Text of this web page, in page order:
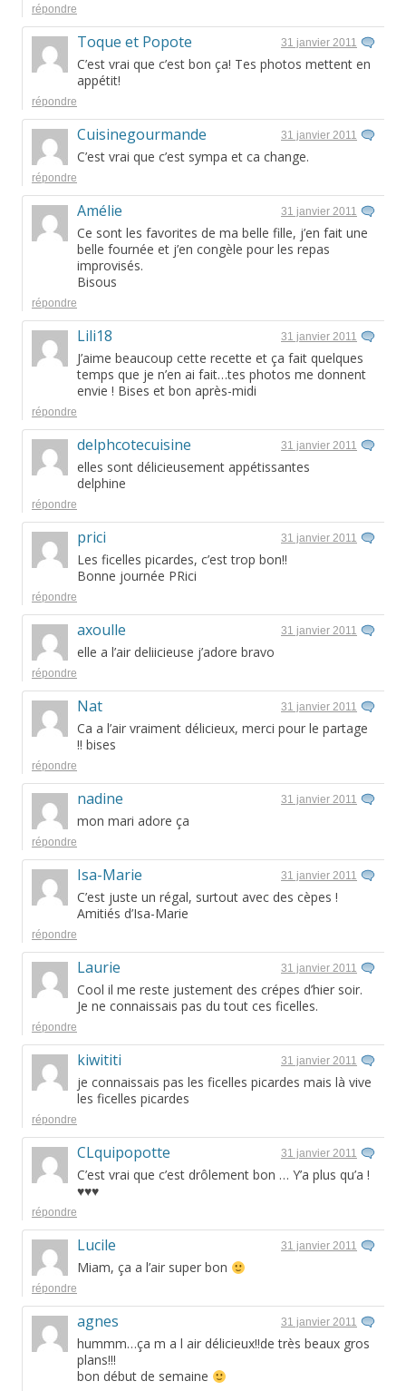
répondre
Toque et Popote 31 janvier 2011
C’est vrai que c’est bon ça! Tes photos mettent en
appétit!
répondre
Cuisinegourmande 31 janvier 2011
C’est vrai que c’est sympa et ca change.
répondre
Amélie 31 janvier 2011
Ce sont les favorites de ma belle fille, j’en fait une
belle fournée et j’en congèle pour les repas
improvisés.
Bisous
répondre
Lili18 31 janvier 2011
J’aime beaucoup cette recette et ça fait quelques
temps que je n’en ai fait…tes photos me donnent
envie ! Bises et bon après-midi
répondre
delphcotecuisine 31 janvier 2011
elles sont délicieusement appétissantes
delphine
répondre
prici 31 janvier 2011
Les ficelles picardes, c’est trop bon!!
Bonne journée PRici
répondre
axoulle 31 janvier 2011
elle a l’air deliicieuse j’adore bravo
répondre
Nat 31 janvier 2011
Ca a l’air vraiment délicieux, merci pour le partage
!! bises
répondre
nadine 31 janvier 2011
mon mari adore ça
répondre
Isa-Marie 31 janvier 2011
C’est juste un régal, surtout avec des cèpes !
Amitiés d’Isa-Marie
répondre
Laurie 31 janvier 2011
Cool il me reste justement des crépes d’hier soir.
Je ne connaissais pas du tout ces ficelles.
répondre
kiwititi 31 janvier 2011
je connaissais pas les ficelles picardes mais là vive
les ficelles picardes
répondre
CLquipopotte 31 janvier 2011
C’est vrai que c’est drôlement bon … Y’a plus qu’a !
♥♥♥
répondre
Lucile 31 janvier 2011
Miam, ça a l’air super bon
répondre
agnes 31 janvier 2011
hummm…ça m a l air délicieux!!de très beaux gros
plans!!!
bon début de semaine